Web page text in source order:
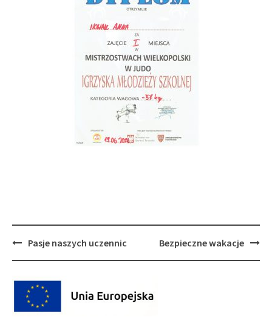
PostPasje naszych uczennic Bezpieczne wakacje